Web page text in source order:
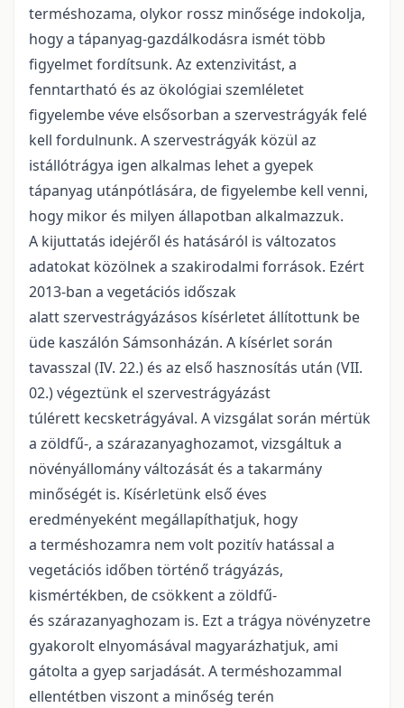
terméshozama, olykor rossz minősége indokolja,
hogy a tápanyag-gazdálkodásra ismét több
figyelmet fordítsunk. Az extenzivitást, a
fenntartható és az ökológiai szemléletet
figyelembe véve elsősorban a szervestrágyák felé
kell fordulnunk. A szervestrágyák közül az
istállótrágya igen alkalmas lehet a gyepek
tápanyag utánpótlására, de figyelembe kell venni,
hogy mikor és milyen állapotban alkalmazzuk.
A kijuttatás idejéről és hatásáról is változatos
adatokat közölnek a szakirodalmi források. Ezért
2013-ban a vegetációs időszak
alatt szervestrágyázásos kísérletet állítottunk be
üde kaszálón Sámsonházán. A kísérlet során
tavasszal (IV. 22.) és az első hasznosítás után (VII.
02.) végeztünk el szervestrágyázást
túlérett kecsketrágyával. A vizsgálat során mértük
a zöldfű-, a szárazanyaghozamot, vizsgáltuk a
növényállomány változását és a takarmány
minőségét is. Kísérletünk első éves
eredményeként megállapíthatjuk, hogy
a terméshozamra nem volt pozitív hatással a
vegetációs időben történő trágyázás,
kismértékben, de csökkent a zöldfű-
és szárazanyaghozam is. Ezt a trágya növényzetre
gyakorolt elnyomásával magyarázhatjuk, ami
gátolta a gyep sarjadását. A terméshozammal
ellentétben viszont a minőség terén